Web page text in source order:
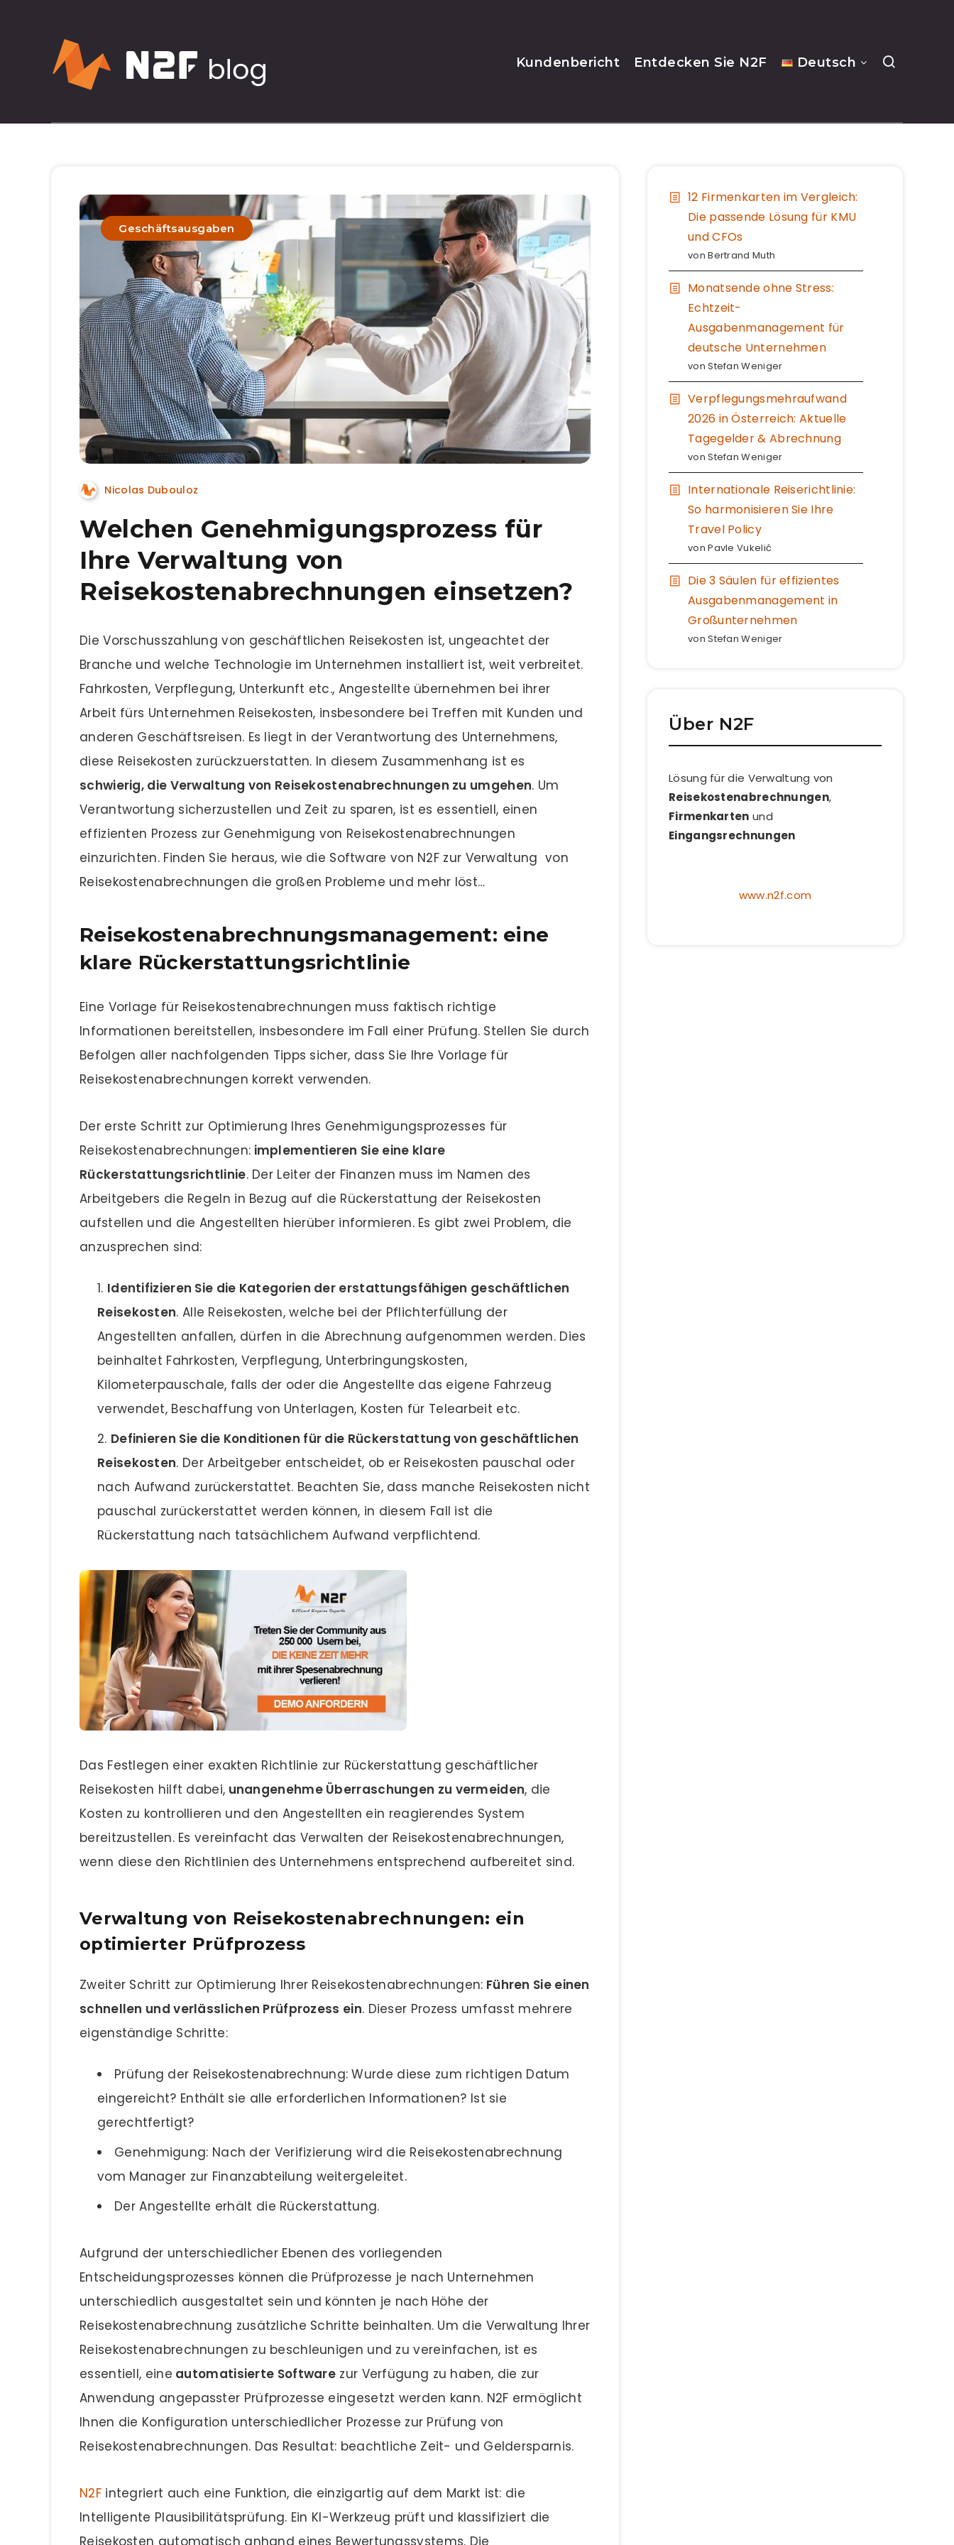
Kundenbericht Entdecken Sie N2F Deutsch
Geschäftsausgaben
Nicolas Dubouloz
Welchen Genehmigungsprozess für
Ihre Verwaltung von
Reisekostenabrechnungen einsetzen?
Die Vorschusszahlung von geschäftlichen Reisekosten ist, ungeachtet der
Branche und welche Technologie im Unternehmen installiert ist, weit verbreitet.
Fahrkosten, Verpflegung, Unterkunft etc., Angestellte übernehmen bei ihrer
Arbeit fürs Unternehmen Reisekosten, insbesondere bei Treffen mit Kunden und
anderen Geschäftsreisen. Es liegt in der Verantwortung des Unternehmens,
diese Reisekosten zurückzuerstatten. In diesem Zusammenhang ist es
schwierig, die Verwaltung von Reisekostenabrechnungen zu umgehen. Um
Verantwortung sicherzustellen und Zeit zu sparen, ist es essentiell, einen
effizienten Prozess zur Genehmigung von Reisekostenabrechnungen
einzurichten. Finden Sie heraus, wie die Software von N2F zur Verwaltung von
Reisekostenabrechnungen die großen Probleme und mehr löst…
Reisekostenabrechnungsmanagement: eine
klare Rückerstattungsrichtlinie
Eine Vorlage für Reisekostenabrechnungen muss faktisch richtige
Informationen bereitstellen, insbesondere im Fall einer Prüfung. Stellen Sie durch
Befolgen aller nachfolgenden Tipps sicher, dass Sie Ihre Vorlage für
Reisekostenabrechnungen korrekt verwenden.
Der erste Schritt zur Optimierung Ihres Genehmigungsprozesses für
Reisekostenabrechnungen: implementieren Sie eine klare
Rückerstattungsrichtlinie. Der Leiter der Finanzen muss im Namen des
Arbeitgebers die Regeln in Bezug auf die Rückerstattung der Reisekosten
aufstellen und die Angestellten hierüber informieren. Es gibt zwei Problem, die
anzusprechen sind:
Identifizieren Sie die Kategorien der erstattungsfähigen geschäftlichen
Reisekosten. Alle Reisekosten, welche bei der Pflichterfüllung der
Angestellten anfallen, dürfen in die Abrechnung aufgenommen werden. Dies
beinhaltet Fahrkosten, Verpflegung, Unterbringungskosten,
Kilometerpauschale, falls der oder die Angestellte das eigene Fahrzeug
verwendet, Beschaffung von Unterlagen, Kosten für Telearbeit etc.
Definieren Sie die Konditionen für die Rückerstattung von geschäftlichen
Reisekosten. Der Arbeitgeber entscheidet, ob er Reisekosten pauschal oder
nach Aufwand zurückerstattet. Beachten Sie, dass manche Reisekosten nicht
pauschal zurückerstattet werden können, in diesem Fall ist die
Rückerstattung nach tatsächlichem Aufwand verpflichtend.
Das Festlegen einer exakten Richtlinie zur Rückerstattung geschäftlicher
Reisekosten hilft dabei, unangenehme Überraschungen zu vermeiden, die
Kosten zu kontrollieren und den Angestellten ein reagierendes System
bereitzustellen. Es vereinfacht das Verwalten der Reisekostenabrechnungen,
wenn diese den Richtlinien des Unternehmens entsprechend aufbereitet sind.
Verwaltung von Reisekostenabrechnungen: ein
optimierter Prüfprozess
Zweiter Schritt zur Optimierung Ihrer Reisekostenabrechnungen: Führen Sie einen
schnellen und verlässlichen Prüfprozess ein. Dieser Prozess umfasst mehrere
eigenständige Schritte:
Prüfung der Reisekostenabrechnung: Wurde diese zum richtigen Datum
eingereicht? Enthält sie alle erforderlichen Informationen? Ist sie
gerechtfertigt?
Genehmigung: Nach der Verifizierung wird die Reisekostenabrechnung
vom Manager zur Finanzabteilung weitergeleitet.
Der Angestellte erhält die Rückerstattung.
Aufgrund der unterschiedlicher Ebenen des vorliegenden
Entscheidungsprozesses können die Prüfprozesse je nach Unternehmen
unterschiedlich ausgestaltet sein und könnten je nach Höhe der
Reisekostenabrechnung zusätzliche Schritte beinhalten. Um die Verwaltung Ihrer
Reisekostenabrechnungen zu beschleunigen und zu vereinfachen, ist es
essentiell, eine automatisierte Software zur Verfügung zu haben, die zur
Anwendung angepasster Prüfprozesse eingesetzt werden kann. N2F ermöglicht
Ihnen die Konfiguration unterschiedlicher Prozesse zur Prüfung von
Reisekostenabrechnungen. Das Resultat: beachtliche Zeit- und Geldersparnis.
N2Fintegriert auch eine Funktion, die einzigartig auf dem Markt ist: die
Intelligente Plausibilitätsprüfung. Ein KI-Werkzeug prüft und klassifiziert die
Reisekosten automatisch anhand eines Bewertungssystems. Die
12 Firmenkarten im Vergleich:
Die passende Lösung für KMU
und CFOs
von Bertrand Muth
Monatsende ohne Stress:
Echtzeit-
Ausgabenmanagement für
deutsche Unternehmen
von Stefan Weniger
Verpflegungsmehraufwand
2026 in Österreich: Aktuelle
Tagegelder & Abrechnung
von Stefan Weniger
Internationale Reiserichtlinie:
So harmonisieren Sie Ihre
Travel Policy
von Pavle Vukelić
Die 3 Säulen für effizientes
Ausgabenmanagement in
Großunternehmen
von Stefan Weniger
Über N2F
Lösung für die Verwaltung von
Reisekostenabrechnungen,
Firmenkarten und
Eingangsrechnungen
www.n2f.com